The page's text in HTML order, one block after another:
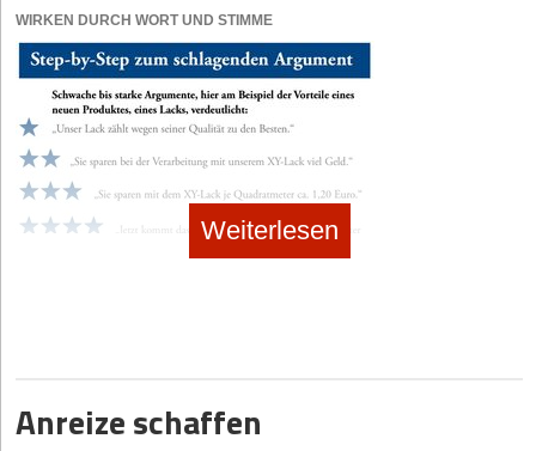
WIRKEN DURCH WORT UND STIMME
Weiterlesen
Anreize schaffen